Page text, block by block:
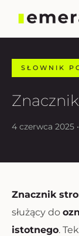
SŁOWNIK
4 czerwca 2025
Znacznik
służący do
istotnego.